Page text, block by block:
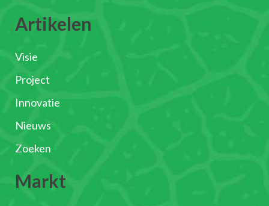
Artikelen
Visie
Project
Innovatie
Nieuws
Zoeken
Markt